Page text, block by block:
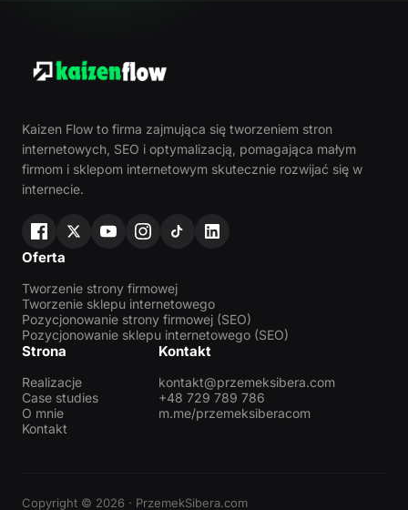
Kaizen Flow to firma zajmująca się tworzeniem stron
internetowych, SEO i optymalizacją, pomagająca małym
firmom i sklepom internetowym skutecznie rozwijać się w
internecie.
Oferta
Tworzenie strony firmowej
Tworzenie sklepu internetowego
Pozycjonowanie strony firmowej (SEO)
Pozycjonowanie sklepu internetowego (SEO)
Strona
Realizacje
Case studies
O mnie
Kontakt
Kontakt
kontakt@przemeksibera.com
+48 729 789 786
m.me/przemeksiberacom
Copyright © 2026 · PrzemekSibera.com